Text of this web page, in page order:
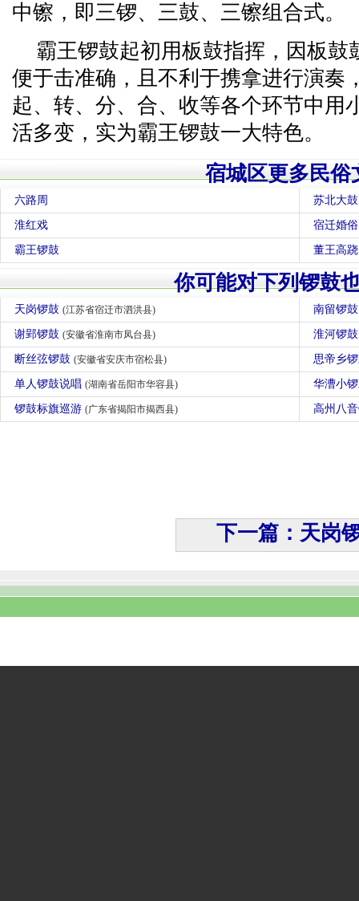
中镲，即三锣、三鼓、三镲组合式。
霸王锣鼓起初用板鼓指挥，因板鼓
便于击准确，且不利于携拿进行演奏
起、转、分、合、收等各个环节中用
活多变，实为霸王锣鼓一大特色。
宿城区更多民俗
六路周 苏北大鼓
淮红戏 宿迁婚俗
霸王锣鼓 董王高跷
你可能对下列锣鼓
天岗锣鼓 (江苏省宿迁市泗洪县) 南留锣
谢郢锣鼓 (安徽省淮南市凤台县) 淮河锣
断丝弦锣鼓 (安徽省安庆市宿松县) 思帝乡
单人锣鼓说唱 (湖南省岳阳市华容县) 华漕小
锣鼓标旗巡游 (广东省揭阳市揭西县) 高州八
下一篇：天岗